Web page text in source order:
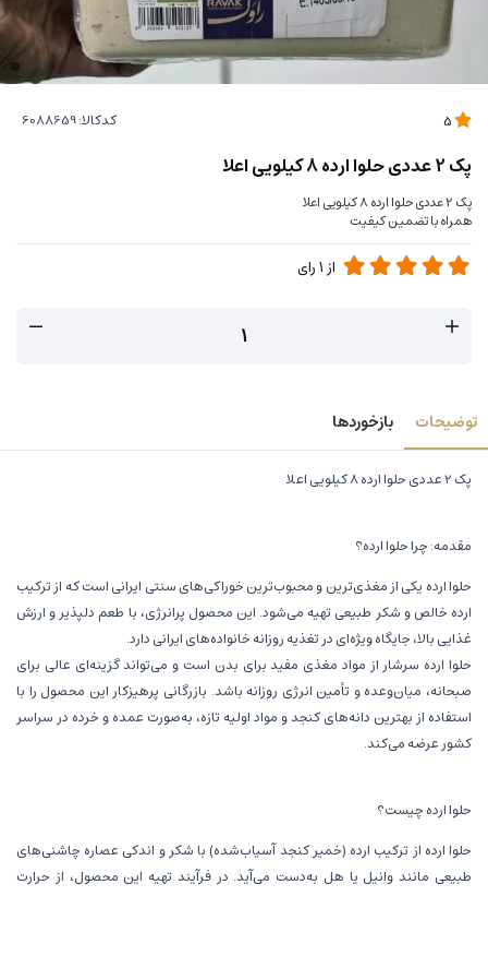
کدکالا:
پک 2 عددی حلوا ارده 8 کیلویی اعلا
پک 2 عددی حلوا ارده 8 کیلویی اعلا
همراه با تضمین کیفیت
از 1رای
توضیحات بازخوردها
پک 2 عددی حلوا ارده 8 کیلویی اعلا
مقدمه: چرا حلوا ارده؟
حلوا ارده یکی از مغذی‌ترین و محبوب‌ترین خوراکی‌های سنتی ایرانی است که از ترکیب
ارده خالص و شکر طبیعی تهیه می‌شود. این محصول پرانرژی، با طعم دلپذیر و ارزش
غذایی بالا، جایگاه ویژه‌ای در تغذیه روزانه خانواده‌های ایرانی دارد.
حلوا ارده سرشار از مواد مغذی مفید برای بدن است و می‌تواند گزینه‌ای عالی برای
صبحانه، میان‌وعده و تأمین انرژی روزانه باشد. بازرگانی پرهیزکار این محصول را با
استفاده از بهترین دانه‌های کنجد و مواد اولیه تازه، به‌صورت عمده و خرده در سراسر
کشور عرضه می‌کند.
حلوا ارده چیست؟
حلوا ارده از ترکیب ارده (خمیر کنجد آسیاب‌شده) با شکر و اندکی عصاره چاشنی‌های
طبیعی مانند وانیل یا هل به‌دست می‌آید. در فرآیند تهیه این محصول، از حرارت